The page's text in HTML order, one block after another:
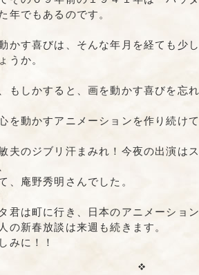
年でもあるのです。
かす喜びは、そんな年月を経ても少
うか。
もしかすると、画を動かす喜びを忘
を動かすアニメーションを作り続け
夫のジブリ汗まみれ！今夜の出演は
、庵野秀明さんでした。
君は町に行き、日本のアニメーショ
の新春放談は来週も続きます。
みに！！